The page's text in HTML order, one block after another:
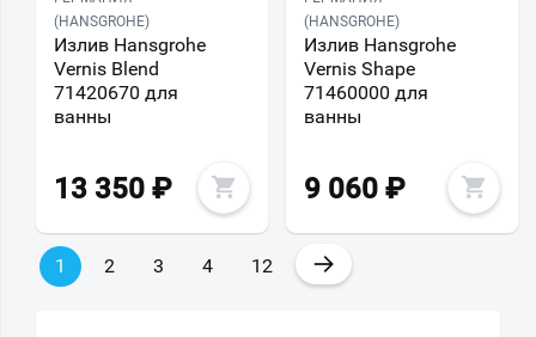
(HANSGROHE)
Излив Hansgrohe
Vernis Blend
71420670 для
ванны
13 350 ₽
(HANSGROHE)
Излив Hansgrohe
Vernis Shape
71460000 для
ванны
9 060 ₽
1 2 3 4 12 →